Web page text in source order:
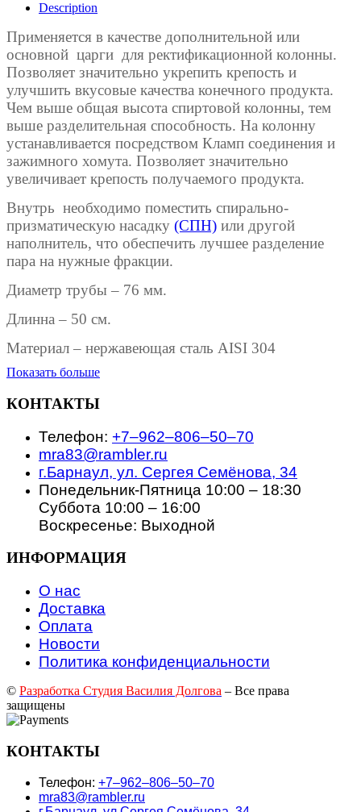
Description
Применяется в качестве дополнительной или
основной царги для ректификационной колонны.
Позволяет значительно укрепить крепость и
улучшить вкусовые качества конечного продукта.
Чем выше общая высота спиртовой колонны, тем
выше разделительная способность. На колонну
устанавливается посредством Кламп соединения и
зажимного хомута. Позволяет значительно
увеличивает крепость получаемого продукта.
Внутрь необходимо поместить спирально-
призматическую насадку (СПН) или другой
наполнитель, что обеспечить лучшее разделение
пара на нужные фракции.
Диаметр трубы – 76 мм.
Длинна – 50 см.
Материал – нержавеющая сталь AISI 304
Показать больше
КОНТАКТЫ
Телефон: +7‒962‒806‒50‒70
mra83@rambler.ru
г.Барнаул, ул. Сергея Семёнова, 34
Понедельник-Пятница 10:00 – 18:30
Суббота 10:00 – 16:00
Воскресенье: Выходной
ИНФОРМАЦИЯ
О нас
Доставка
Оплата
Новости
Политика конфиденциальности
© Разработка Студия Василия Долгова – Все права
защищены
КОНТАКТЫ
Телефон: +7‒962‒806‒50‒70
mra83@rambler.ru